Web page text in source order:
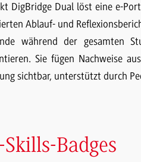
DigBridge Dual löst eine e-
Ablauf- und
während der gesamten
Sie fügen Nachweise
sichtbar, unterstützt durch
Badges